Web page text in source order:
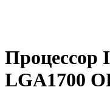
Процессор
LGA1700